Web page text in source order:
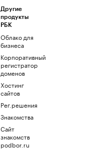
Другие
продукты
РБК
Облако для
бизнеса
Корпоративный
регистратор
доменов
Хостинг
сайтов
Рег.решения
Знакомства
Сайт
знакомств
podbor.ru